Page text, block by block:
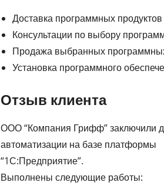
Доставка программных
Консультации по выбору
Продажа выбранных
Установка программного
Отзыв клиента
ООО “Компания Грифф” заключили
автоматизации на базе платформы
“1С:Предприятие”.
Выполнены следующие работы: